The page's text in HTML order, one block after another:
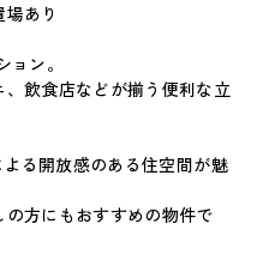
あり
ン。
飲食店などが揃う便利な立
る開放感のある住空間が魅
方にもおすすめの物件で